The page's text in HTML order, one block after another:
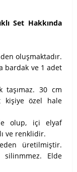
Set Hakkında
oluşmaktadır.
bardak ve 1 adet
taşımaz. 30 cm
kişiye özel hale
olup, içi elyaf
ve renklidir.
üretilmiştir.
silinmmez. Elde